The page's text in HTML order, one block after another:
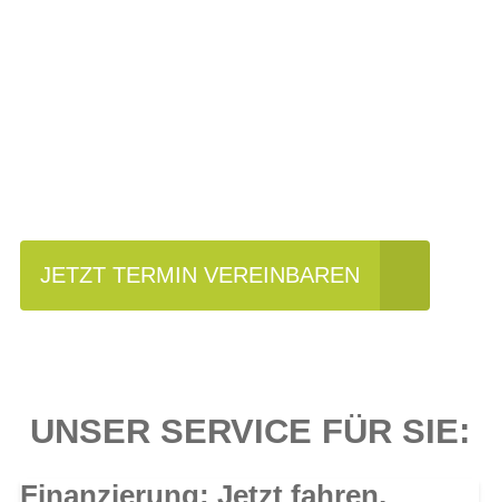
JETZT TERMIN VEREINBAREN
UNSER SERVICE FÜR SIE: